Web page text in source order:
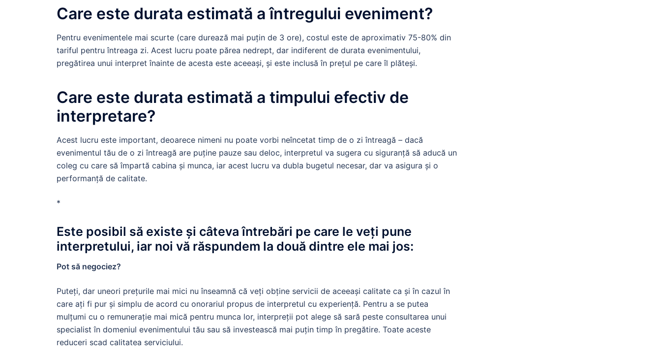
Care este durata estimată a întregului eveniment?
Pentru evenimentele mai scurte (care durează mai puțin de 3 ore), costul este de aproximativ 75-80% din
tariful pentru întreaga zi. Acest lucru poate părea nedrept, dar indiferent de durata evenimentului,
pregătirea unui interpret înainte de acesta este aceeași, și este inclusă în prețul pe care îl plăteși.
Care este durata estimată a timpului efectiv de
interpretare?
Acest lucru este important, deoarece nimeni nu poate vorbi neîncetat timp de o zi întreagă – dacă
evenimentul tău de o zi întreagă are puține pauze sau deloc, interpretul va sugera cu siguranță să aducă un
coleg cu care să împartă cabina și munca, iar acest lucru va dubla bugetul necesar, dar va asigura și o
performanță de calitate.
*
Este posibil să existe și câteva întrebări pe care le veți pune
interpretului, iar noi vă răspundem la două dintre ele mai jos:
Pot să negociez?
Puteți, dar uneori prețurile mai mici nu înseamnă că veți obține servicii de aceeași calitate ca și în cazul în
care ați fi pur și simplu de acord cu onorariul propus de interpretul cu experiență. Pentru a se putea
mulțumi cu o remunerație mai mică pentru munca lor, interpreții pot alege să sară peste consultarea unui
specialist în domeniul evenimentului tău sau să investească mai puțin timp în pregătire. Toate aceste
reduceri scad calitatea serviciului.